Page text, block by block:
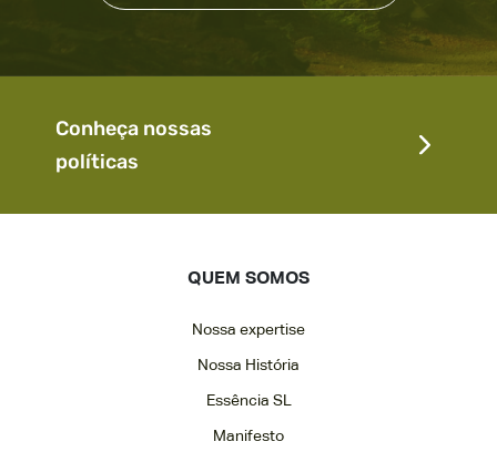
Conheça nossas
políticas
QUEM SOMOS
Nossa expertise
Nossa História
Essência SL
Manifesto